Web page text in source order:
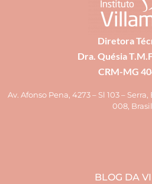
Diretora
Dra. Quésia
CRM-MG
Av. Afonso Pena, 4273 – Sl 103 –
008, Brasil
BLOG DA